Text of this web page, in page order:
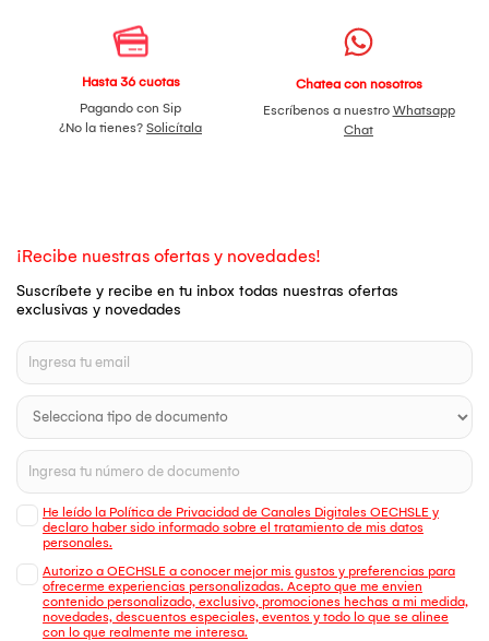
Hasta 36 cuotas
Pagando con Sip
¿No la tienes? Solicítala
Chatea con nosotros
Escríbenos a nuestro Whatsapp
Chat
¡Recibe nuestras ofertas y novedades!
Suscríbete y recibe en tu inbox todas nuestras ofertas
exclusivas y novedades
He leído la Política de Privacidad de Canales Digitales OECHSLE y
declaro haber sido informado sobre el tratamiento de mis datos
personales.
Autorizo a OECHSLE a conocer mejor mis gustos y preferencias para
ofrecerme experiencias personalizadas. Acepto que me envien
contenido personalizado, exclusivo, promociones hechas a mi medida,
novedades, descuentos especiales, eventos y todo lo que se alinee
con lo que realmente me interesa.